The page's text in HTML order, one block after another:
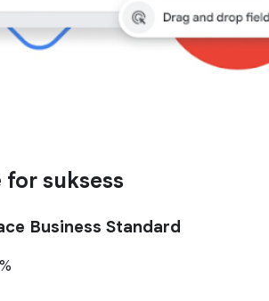
suksess
Business Standard